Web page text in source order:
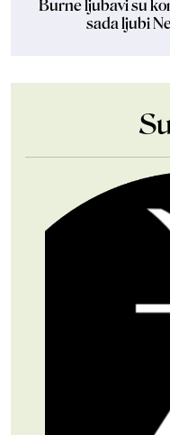
Burne ljubavi su
sada ljubi